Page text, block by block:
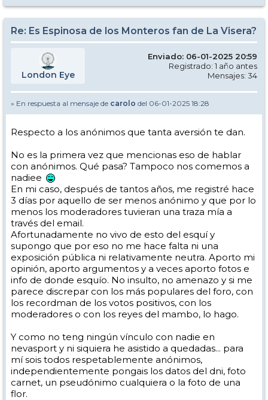
Re: Es Espinosa de los Monteros fan de La Visera?
London Eye
Enviado: 06-01-2025 20:59
Registrado: 1 año antes
Mensajes: 34
» En respuesta al mensaje de carolo del 06-01-2025 18:28
Respecto a los anónimos que tanta aversión te dan.
No es la primera vez que mencionas eso de hablar
con anónimos. Qué pasa? Tampoco nos comemos a
nadiee
En mi caso, después de tantos años, me registré hace
3 días por aquello de ser menos anónimo y que por lo
menos los moderadores tuvieran una traza mía a
través del email.
Afortunadamente no vivo de esto del esquí y
supongo que por eso no me hace falta ni una
exposición pública ni relativamente neutra. Aporto mi
opinión, aporto argumentos y a veces aporto fotos e
info de donde esquío. No insulto, no amenazo y si me
parece discrepar con los más populares del foro, con
los recordman de los votos positivos, con los
moderadores o con los reyes del mambo, lo hago.
Y como no teng ningún vínculo con nadie en
nevasport y ni siquiera he asistido a quedadas... para
mí sois todos respetablemente anónimos,
independientemente pongais los datos del dni, foto
carnet, un pseudónimo cualquiera o la foto de una
flor.